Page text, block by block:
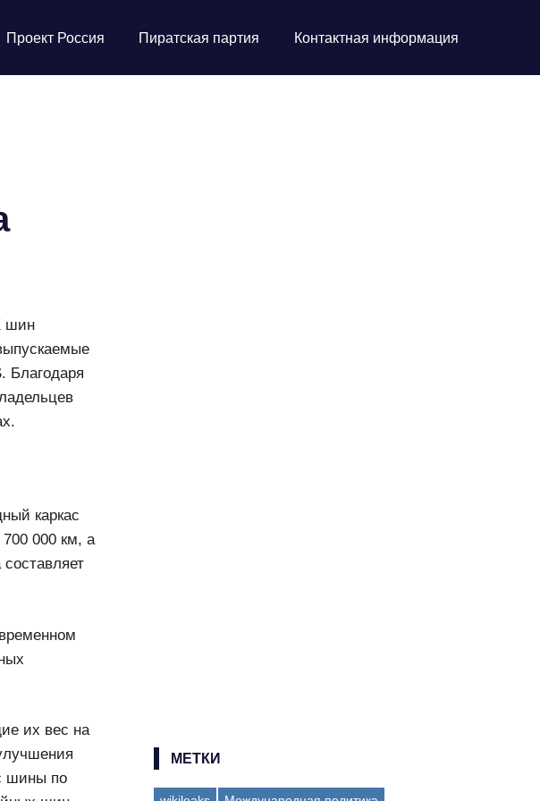
Проект Россия Пиратская партия Контактная информация
шин
высоким
до 700
пробега
и
их вес на
МЕТКИ